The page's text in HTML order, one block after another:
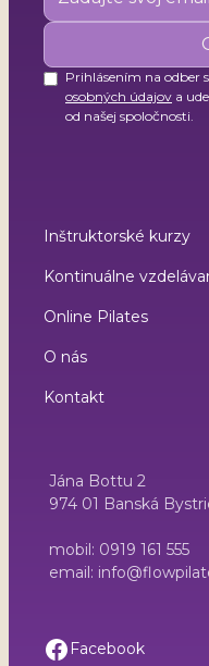
Prihlásením na odber
osobných údajov a
od našej spoločnosti.
Inštruktorské kurzy
Kontinuálne
Online Pilates
O nás
Kontakt
Jána Bottu 2
974 01 Banská
mobil: 0919 161 555
email:
Facebook